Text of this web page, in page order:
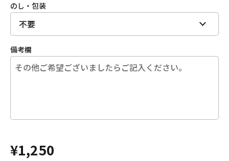
のし・包装
備考欄
¥1,250